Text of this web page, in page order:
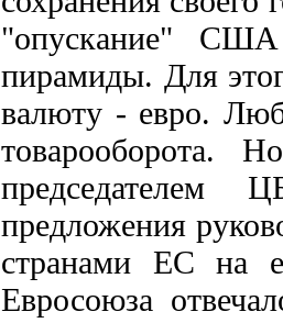
"опускание" США
пирамиды. Для
валюту - евро.
товарооборота.
предложения
странами ЕС на
Евросоюза